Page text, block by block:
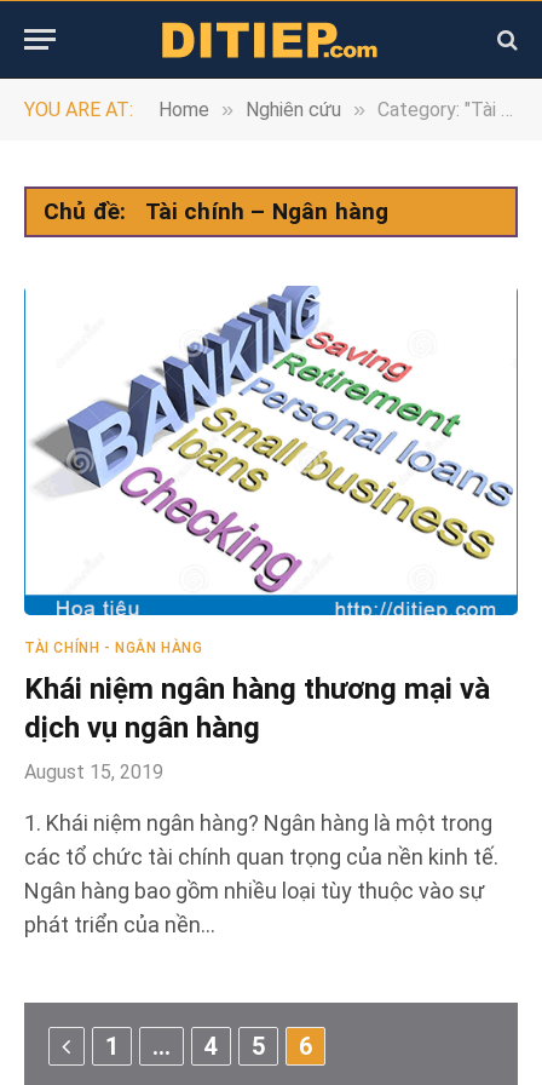
YOU ARE AT: Home » Nghiên cứu » Category: "Tài chính – Ngân hàng" (Page 6)
Chủ đề: Tài chính – Ngân hàng
TÀI CHÍNH - NGÂN HÀNG
Khái niệm ngân hàng thương mại và
dịch vụ ngân hàng
August 15, 2019
1. Khái niệm ngân hàng? Ngân hàng là một trong
các tổ chức tài chính quan trọng của nền kinh tế.
Ngân hàng bao gồm nhiều loại tùy thuộc vào sự
phát triển của nền…
Previous
1 … 4 5 6